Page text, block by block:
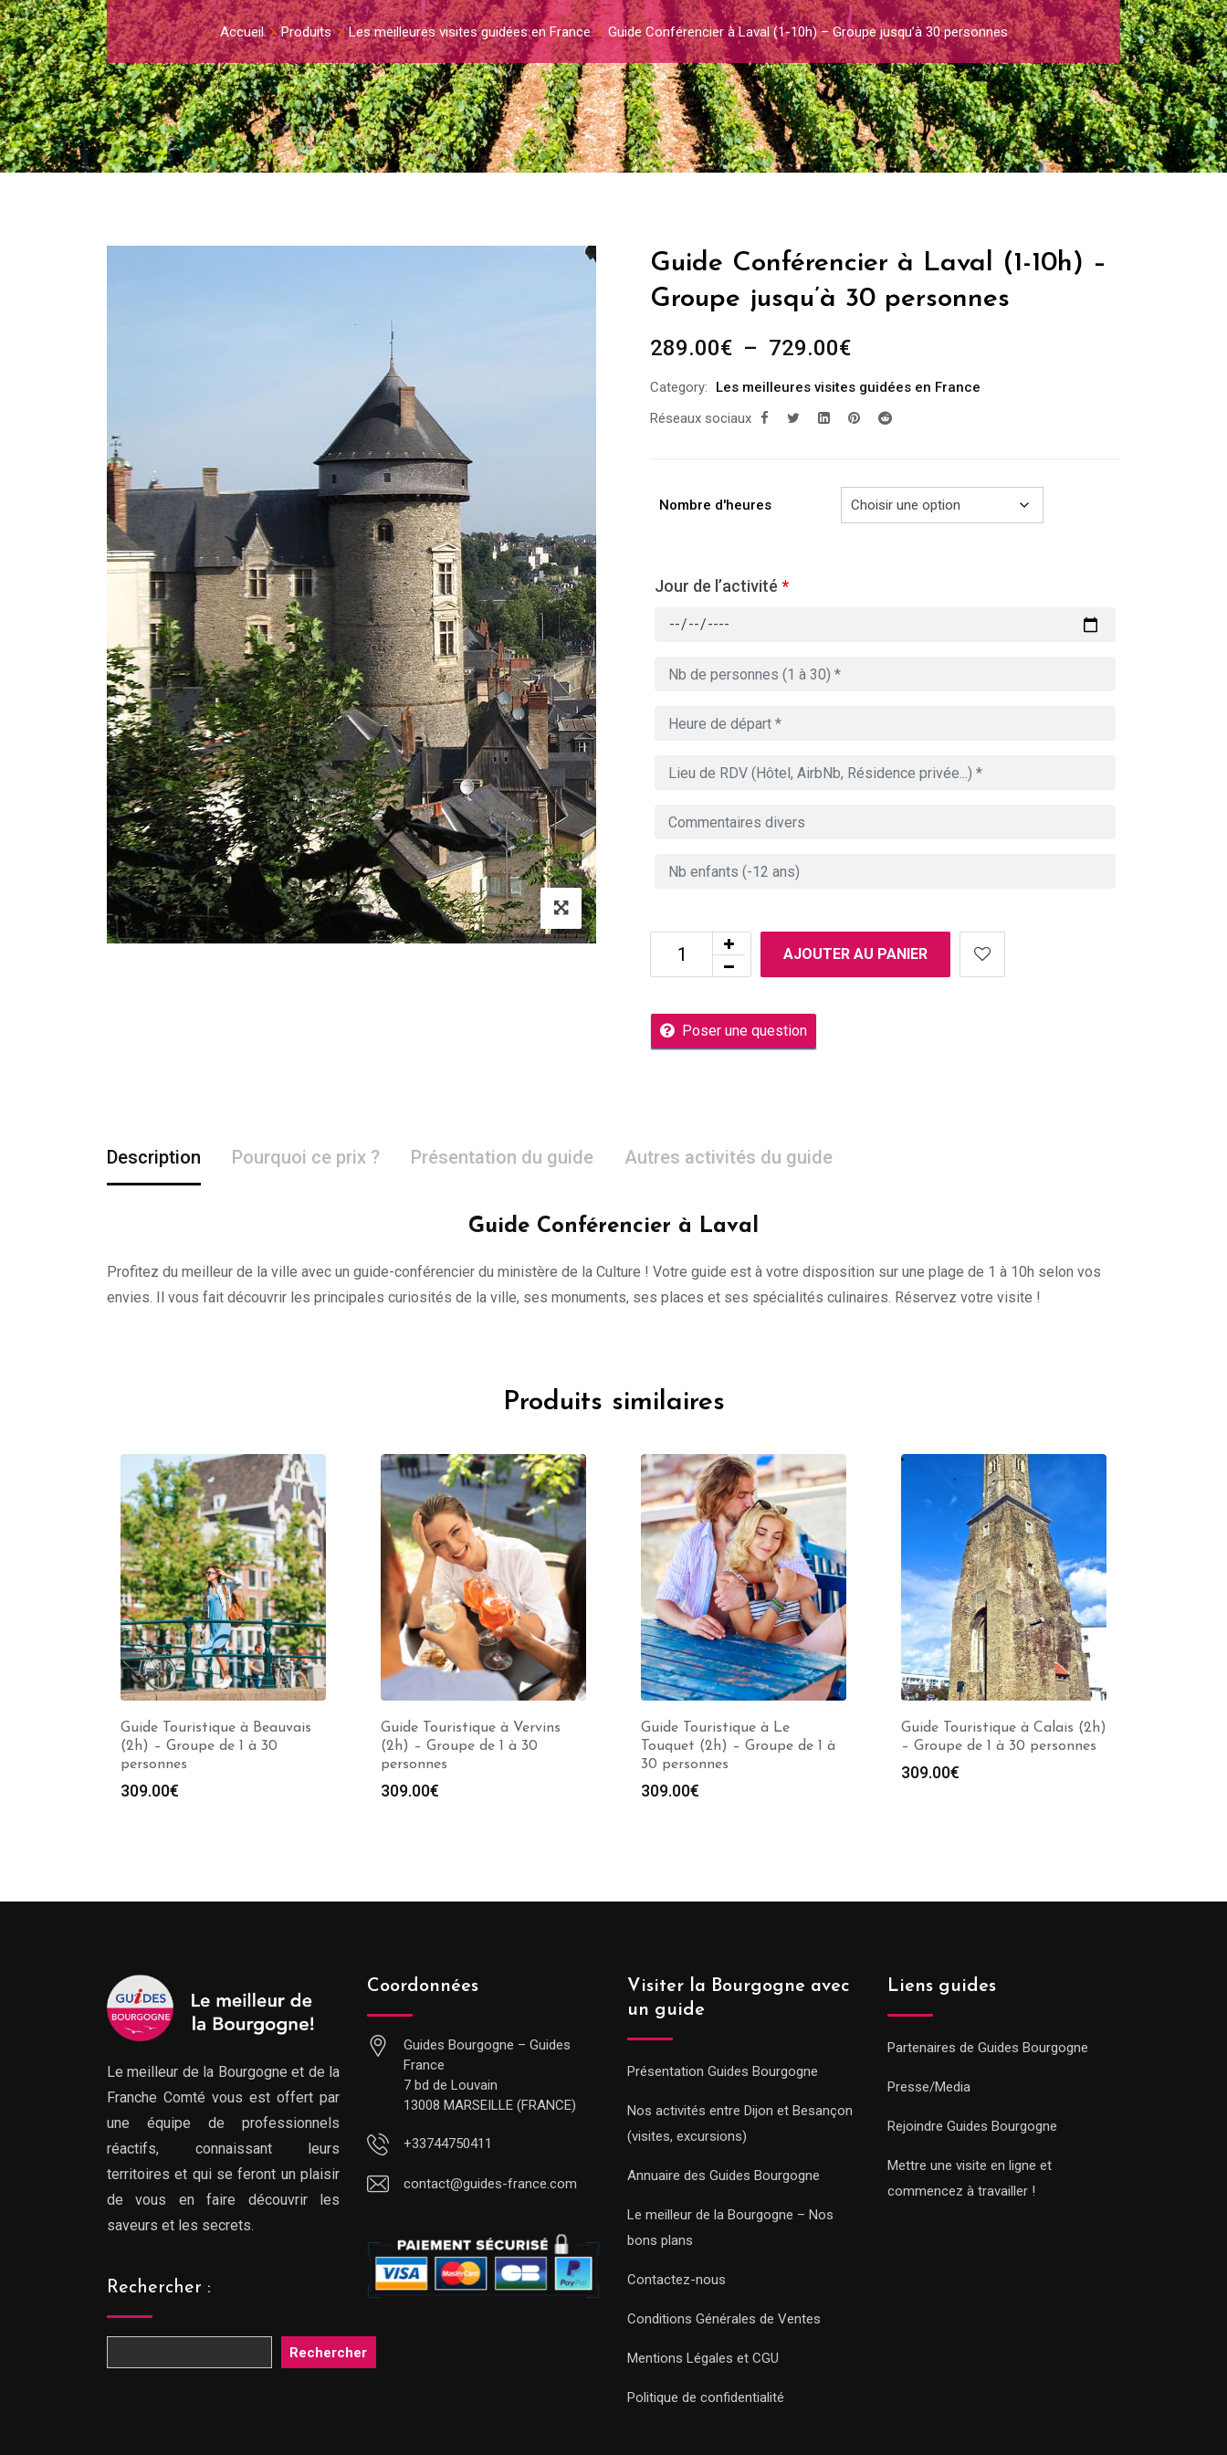
Accueil Produits Les meilleures visites guidées en France Guide Conférencier à Laval (1-10h) – Groupe jusqu’à 30 personnes
Guide Conférencier à Laval (1-10h) –
Groupe jusqu’à 30 personnes
289.00€ – 729.00€Plage
prix :
289.00€
Category:
Les meilleures visites guidées en France
Réseaux sociaux
Nombre d'heures
Jour de l’activité *
AJOUTER AU PANIER
Poser une question
Description Pourquoi ce prix ? Présentation du guide Autres activités du guide
Guide Conférencier à Laval
Profitez du meilleur de la ville avec un guide-conférencier du ministère de la Culture ! Votre guide est à votre disposition sur une plage de 1 à 10h selon vos
envies. Il vous fait découvrir les principales curiosités de la ville, ses monuments, ses places et ses spécialités culinaires. Réservez votre visite !
Produits similaires
Guide Touristique à Beauvais
(2h) – Groupe de 1 à 30
personnes
309.00€
Guide Touristique à Vervins
(2h) – Groupe de 1 à 30
personnes
309.00€
Guide Touristique à Le
Touquet (2h) – Groupe de 1 à
30 personnes
309.00€
Guide Touristique à Calais (2h)
– Groupe de 1 à 30 personnes
309.00€
Le meilleur de la Bourgogne et de la
Franche Comté vous est offert par
une équipe de professionnels
réactifs, connaissant leurs
territoires et qui se feront un plaisir
de vous en faire découvrir les
saveurs et les secrets.
Rechercher :
Rechercher
Coordonnées
Guides Bourgogne – Guides
France
7 bd de Louvain
13008 MARSEILLE (FRANCE)
+33744750411
contact@guides-france.com
Visiter la Bourgogne avec
un guide
Présentation Guides Bourgogne
Nos activités entre Dijon et Besançon
(visites, excursions)
Annuaire des Guides Bourgogne
Le meilleur de la Bourgogne – Nos
bons plans
Contactez-nous
Conditions Générales de Ventes
Mentions Légales et CGU
Politique de confidentialité
Liens guides
Partenaires de Guides Bourgogne
Presse/Media
Rejoindre Guides Bourgogne
Mettre une visite en ligne et
commencez à travailler !